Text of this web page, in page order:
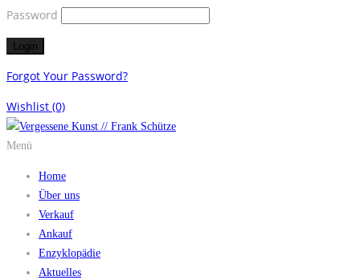
Password
Forgot Your Password?
Wishlist (0)
Menü
Home
Über uns
Verkauf
Ankauf
Enzyklopädie
Aktuelles